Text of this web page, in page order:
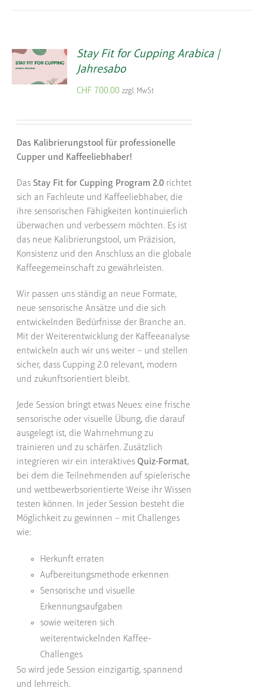
Stay Fit for Cupping Arabica |
Jahresabo
CHF 700.00 zzgl. MwSt
Das Kalibrierungstool für professionelle
Cupper und Kaffeeliebhaber!
Das Stay Fit for Cupping Program 2.0 richtet
sich an Fachleute und Kaffeeliebhaber, die
ihre sensorischen Fähigkeiten kontinuierlich
überwachen und verbessern möchten. Es ist
das neue Kalibrierungstool, um Präzision,
Konsistenz und den Anschluss an die globale
Kaffeegemeinschaft zu gewährleisten.
Wir passen uns ständig an neue Formate,
neue sensorische Ansätze und die sich
entwickelnden Bedürfnisse der Branche an.
Mit der Weiterentwicklung der Kaffeeanalyse
entwickeln auch wir uns weiter – und stellen
sicher, dass Cupping 2.0 relevant, modern
und zukunftsorientiert bleibt.
Jede Session bringt etwas Neues: eine frische
sensorische oder visuelle Übung, die darauf
ausgelegt ist, die Wahrnehmung zu
trainieren und zu schärfen. Zusätzlich
integrieren wir ein interaktivesQuiz-Format,
bei dem die Teilnehmenden auf spielerische
und wettbewerbsorientierte Weise ihr Wissen
testen können. In jeder Session besteht die
Möglichkeit zu gewinnen – mit Challenges
wie:
Herkunft erraten
Aufbereitungsmethode erkennen
Sensorische und visuelle
Erkennungsaufgaben
sowie weiteren sich
weiterentwickelnden Kaffee-
Challenges
So wird jede Session einzigartig, spannend
und lehrreich.